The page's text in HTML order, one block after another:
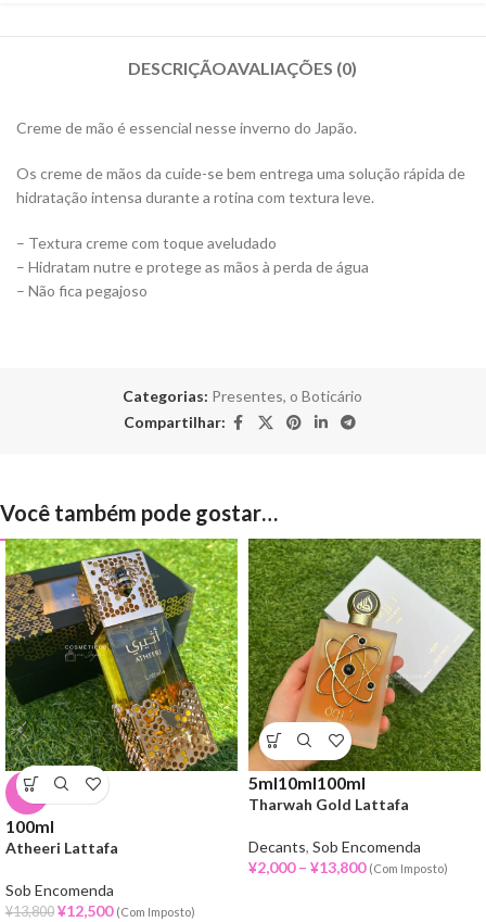
DESCRIÇÃOAVALIAÇÕES (0)
Creme de mão é essencial nesse inverno do Japão.
Os creme de mãos da cuide-se bem entrega uma solução rápida de
hidratação intensa durante a rotina com textura leve.
– Textura creme com toque aveludado
– Hidratam nutre e protege as mãos à perda de água
– Não fica pegajoso
Categorias: Presentes, o Boticário
Compartilhar:
Você também pode gostar…
-9%
100ml
Atheeri Lattafa
Sob Encomenda
¥13,800 ¥12,500 (Com Imposto)
5ml10ml100ml
Tharwah Gold Lattafa
Decants, Sob Encomenda
¥2,000 – ¥13,800 (Com Imposto)